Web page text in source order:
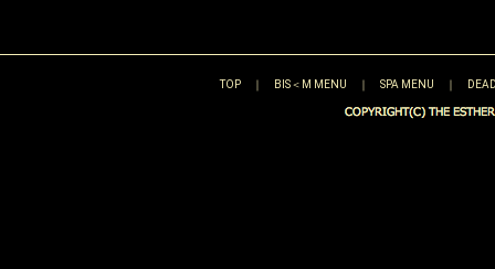
TOP｜ BIS＜M MENU ｜ SPA MENU ｜